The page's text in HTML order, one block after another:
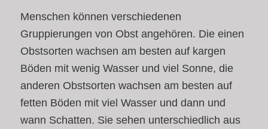
Menschen können verschiedenen
Gruppierungen von Obst angehören. Die einen
Obstsorten wachsen am besten auf kargen
Böden mit wenig Wasser und viel Sonne, die
anderen Obstsorten wachsen am besten auf
fetten Böden mit viel Wasser und dann und
wann Schatten. Sie sehen unterschiedlich aus